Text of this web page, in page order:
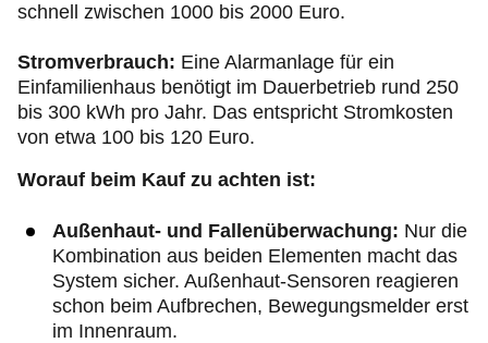
schnell zwischen 1000 bis 2000 Euro.
Stromverbrauch: Eine Alarmanlage für ein
Einfamilienhaus benötigt im Dauerbetrieb rund 250
bis 300 kWh pro Jahr. Das entspricht Stromkosten
von etwa 100 bis 120 Euro.
Worauf beim Kauf zu achten ist:
Außenhaut- und Fallenüberwachung: Nur die
Kombination aus beiden Elementen macht das
System sicher. Außenhaut-Sensoren reagieren
schon beim Aufbrechen, Bewegungsmelder erst
im Innenraum.